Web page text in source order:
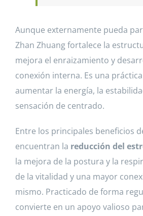
Aunque externamente pueda
Zhan Zhuang fortalece la
mejora el enraizamiento y
conexión interna. Es una
aumentar la energía, la
sensación de centrado.
Entre los principales beneficios
encuentran la reducción del
la mejora de la postura y la
de la vitalidad y una mayor
mismo. Practicado de forma
convierte en un apoyo valioso